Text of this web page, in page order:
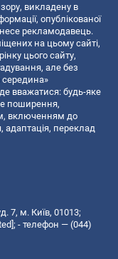
викладену в
опублікованої
несе рекламодавець.
на цьому сайті,
цього сайту,
але без
середина»
вважатися: будь-яке
поширення,
включенням до
адаптація, переклад
7, м. Київ, 01013;
; - телефон — (044)